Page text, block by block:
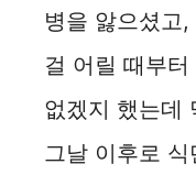
병을 앓으셨고
걸 어릴 때부
없겠지 했는데
그날 이후로